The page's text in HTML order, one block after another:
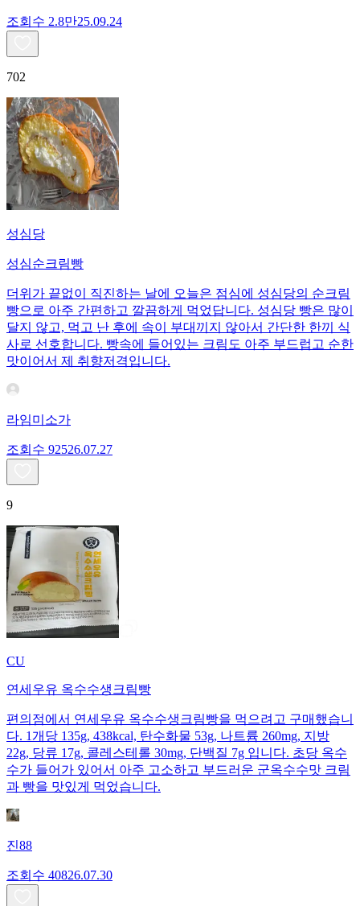
조회수 2.8만25.09.24
702
성심당
성심순크림빵
더위가 끝없이 직진하는 날에 오늘은 점심에 성심당의 순크림
빵으로 아주 간편하고 깔끔하게 먹었답니다. 성심당 빵은 많이
달지 않고, 먹고 난 후에 속이 부대끼지 않아서 간단한 한끼 식
사로 선호합니다. 빵속에 들어있는 크림도 아주 부드럽고 순한
맛이어서 제 취향저격입니다.
라임미소가
조회수 92526.07.27
9
CU
연세우유 옥수수생크림빵
편의점에서 연세우유 옥수수생크림빵을 먹으려고 구매했습니
다. 1개당 135g, 438kcal, 탄수화물 53g, 나트륨 260mg, 지방
22g, 당류 17g, 콜레스테롤 30mg, 단백질 7g 입니다. 초당 옥수
수가 들어가 있어서 아주 고소하고 부드러운 군옥수수맛 크림
과 빵을 맛있게 먹었습니다.
진88
조회수 40826.07.30